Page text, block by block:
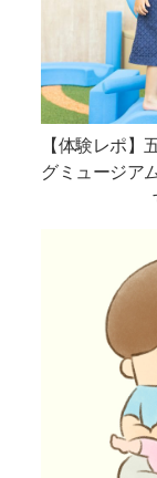
【体験レポ】
グミュージア